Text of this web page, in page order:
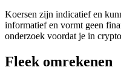
Koersen zijn indicatief en
informatief en vormt geen
onderzoek voordat je in
Fleek omrekenen